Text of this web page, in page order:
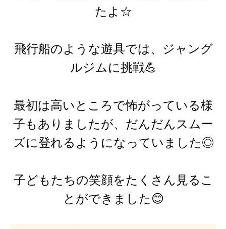
たよ☆
飛行船のような遊具では、ジャング
ルジムに挑戦💪
最初は高いところで怖がっている様
子もありましたが、だんだんスムー
ズに登れるようになっていました◎
子どもたちの笑顔をたくさん見るこ
とができました😊